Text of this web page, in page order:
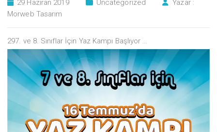
29 Haziran 2019 Uncategorized
Yazar :
Morweb Tasarım
297. ve 8. Sınıflar İçin Yaz Kampı Başlıyor …